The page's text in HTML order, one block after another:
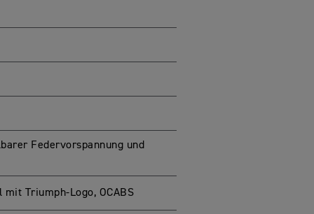
Federvorspannung und
Triumph-Logo, OCABS